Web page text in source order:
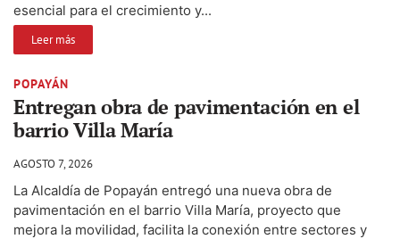
esencial para el crecimiento y...
Leer más
POPAYÁN
Entregan obra de pavimentación en el
barrio Villa María
AGOSTO 7, 2026
La Alcaldía de Popayán entregó una nueva obra de
pavimentación en el barrio Villa María, proyecto que
mejora la movilidad, facilita la conexión entre sectores y